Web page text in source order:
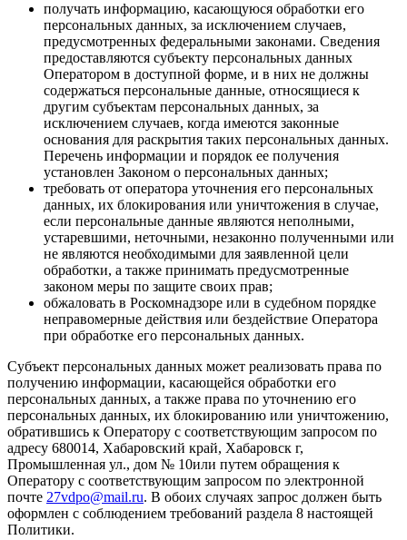
получать информацию, касающуюся обработки его
персональных данных, за исключением случаев,
предусмотренных федеральными законами. Сведения
предоставляются субъекту персональных данных
Оператором в доступной форме, и в них не должны
содержаться персональные данные, относящиеся к
другим субъектам персональных данных, за
исключением случаев, когда имеются законные
основания для раскрытия таких персональных данных.
Перечень информации и порядок ее получения
установлен Законом о персональных данных;
требовать от оператора уточнения его персональных
данных, их блокирования или уничтожения в случае,
если персональные данные являются неполными,
устаревшими, неточными, незаконно полученными или
не являются необходимыми для заявленной цели
обработки, а также принимать предусмотренные
законом меры по защите своих прав;
обжаловать в Роскомнадзоре или в судебном порядке
неправомерные действия или бездействие Оператора
при обработке его персональных данных.
Субъект персональных данных может реализовать права по
получению информации, касающейся обработки его
персональных данных, а также права по уточнению его
персональных данных, их блокированию или уничтожению,
обратившись к Оператору с соответствующим запросом по
адресу 680014, Хабаровский край, Хабаровск г,
Промышленная ул., дом № 10или путем обращения к
Оператору с соответствующим запросом по электронной
почте 27vdpo@mail.ru. В обоих случаях запрос должен быть
оформлен с соблюдением требований раздела 8 настоящей
Политики.